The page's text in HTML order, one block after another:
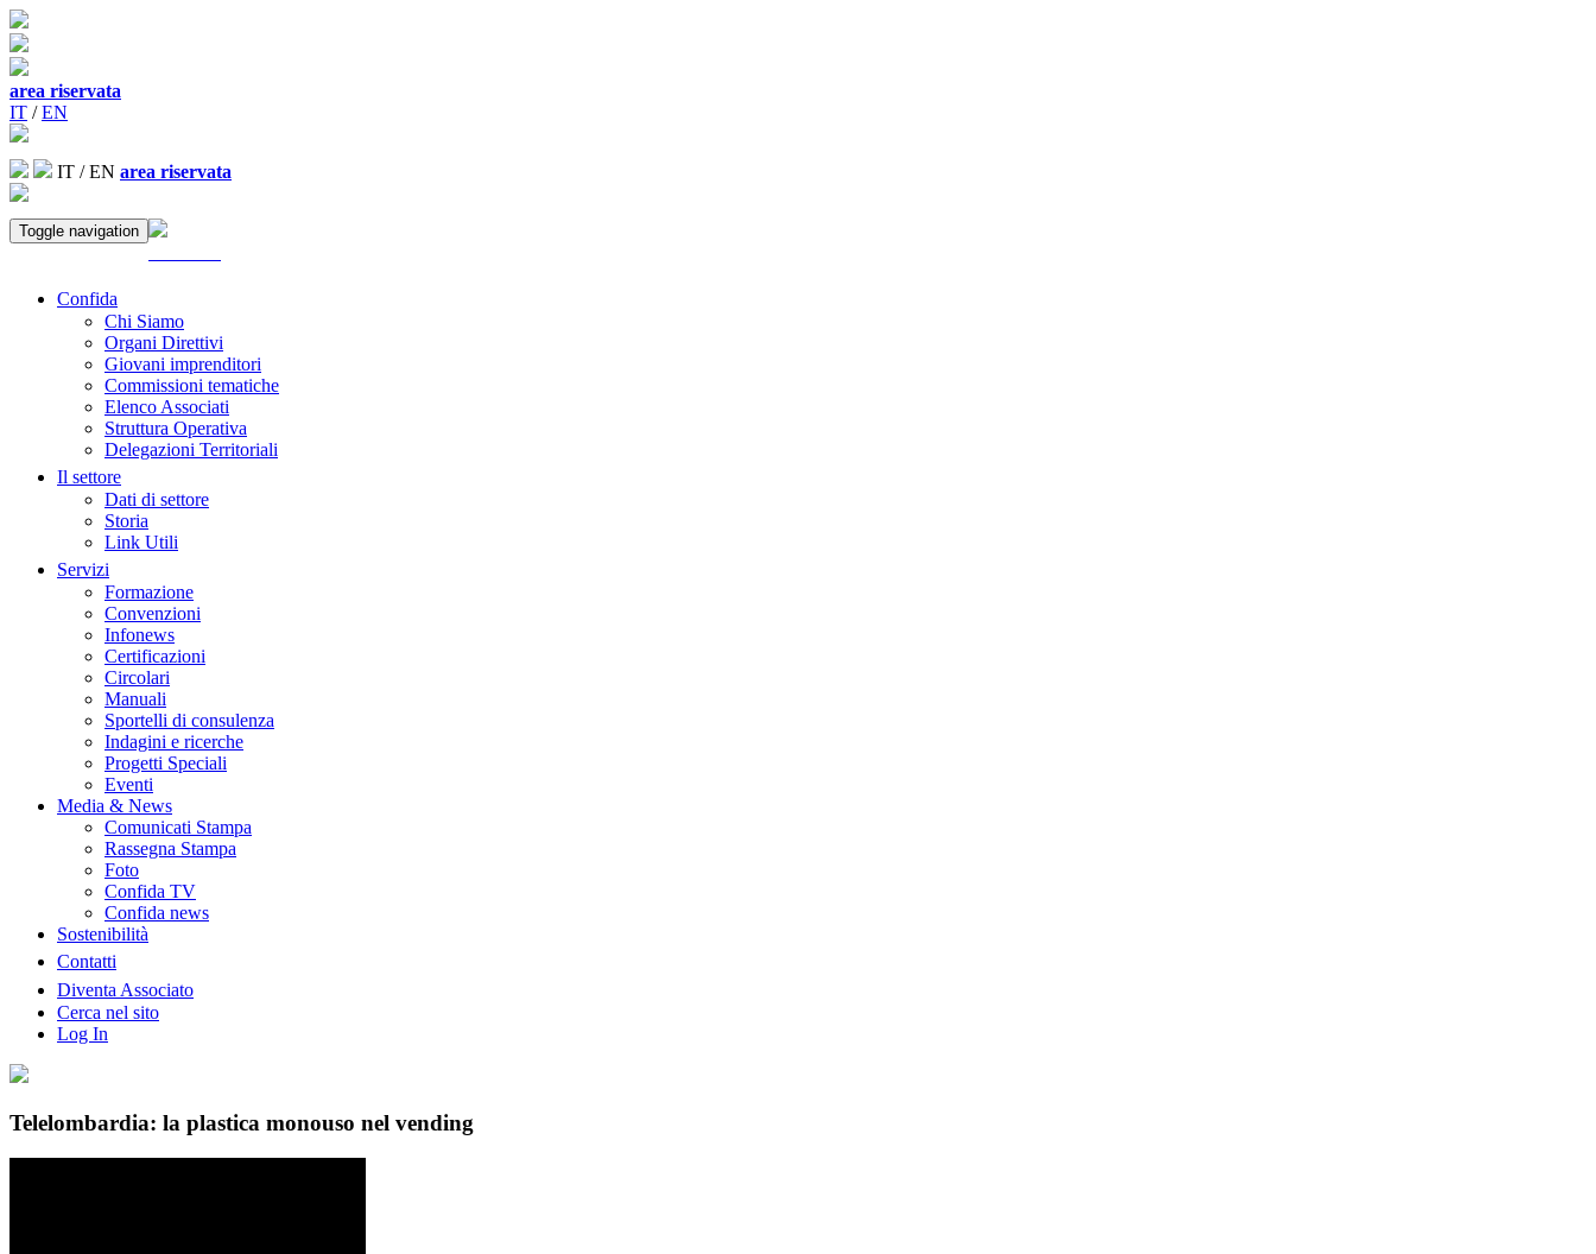
area riservata
IT /EN
IT /EN area riservata
Toggle navigation
Confida
Chi Siamo
Organi Direttivi
Giovani imprenditori
Commissioni tematiche
Elenco Associati
Struttura Operativa
Delegazioni Territoriali
Il settore
Dati di settore
Storia
Link Utili
Servizi
Formazione
Convenzioni
Infonews
Certificazioni
Circolari
Manuali
Sportelli di consulenza
Indagini e ricerche
Progetti Speciali
Eventi
Media & News
Comunicati Stampa
Rassegna Stampa
Foto
Confida TV
Confida news
Sostenibilità
Contatti
Diventa Associato
Cerca nel sito
Log In
Telelombardia: la plastica monouso nel vending